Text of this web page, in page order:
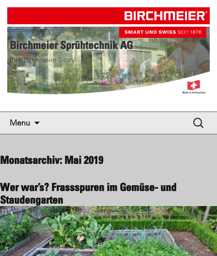
Birchmeier Sprühtechnik AG
Ihre Birchmeier Story
birchmeier.com
Menu
Suche
nach:
Monatsarchiv: Mai 2019
Wer war’s? Frassspuren im Gemüse- und
Staudengarten